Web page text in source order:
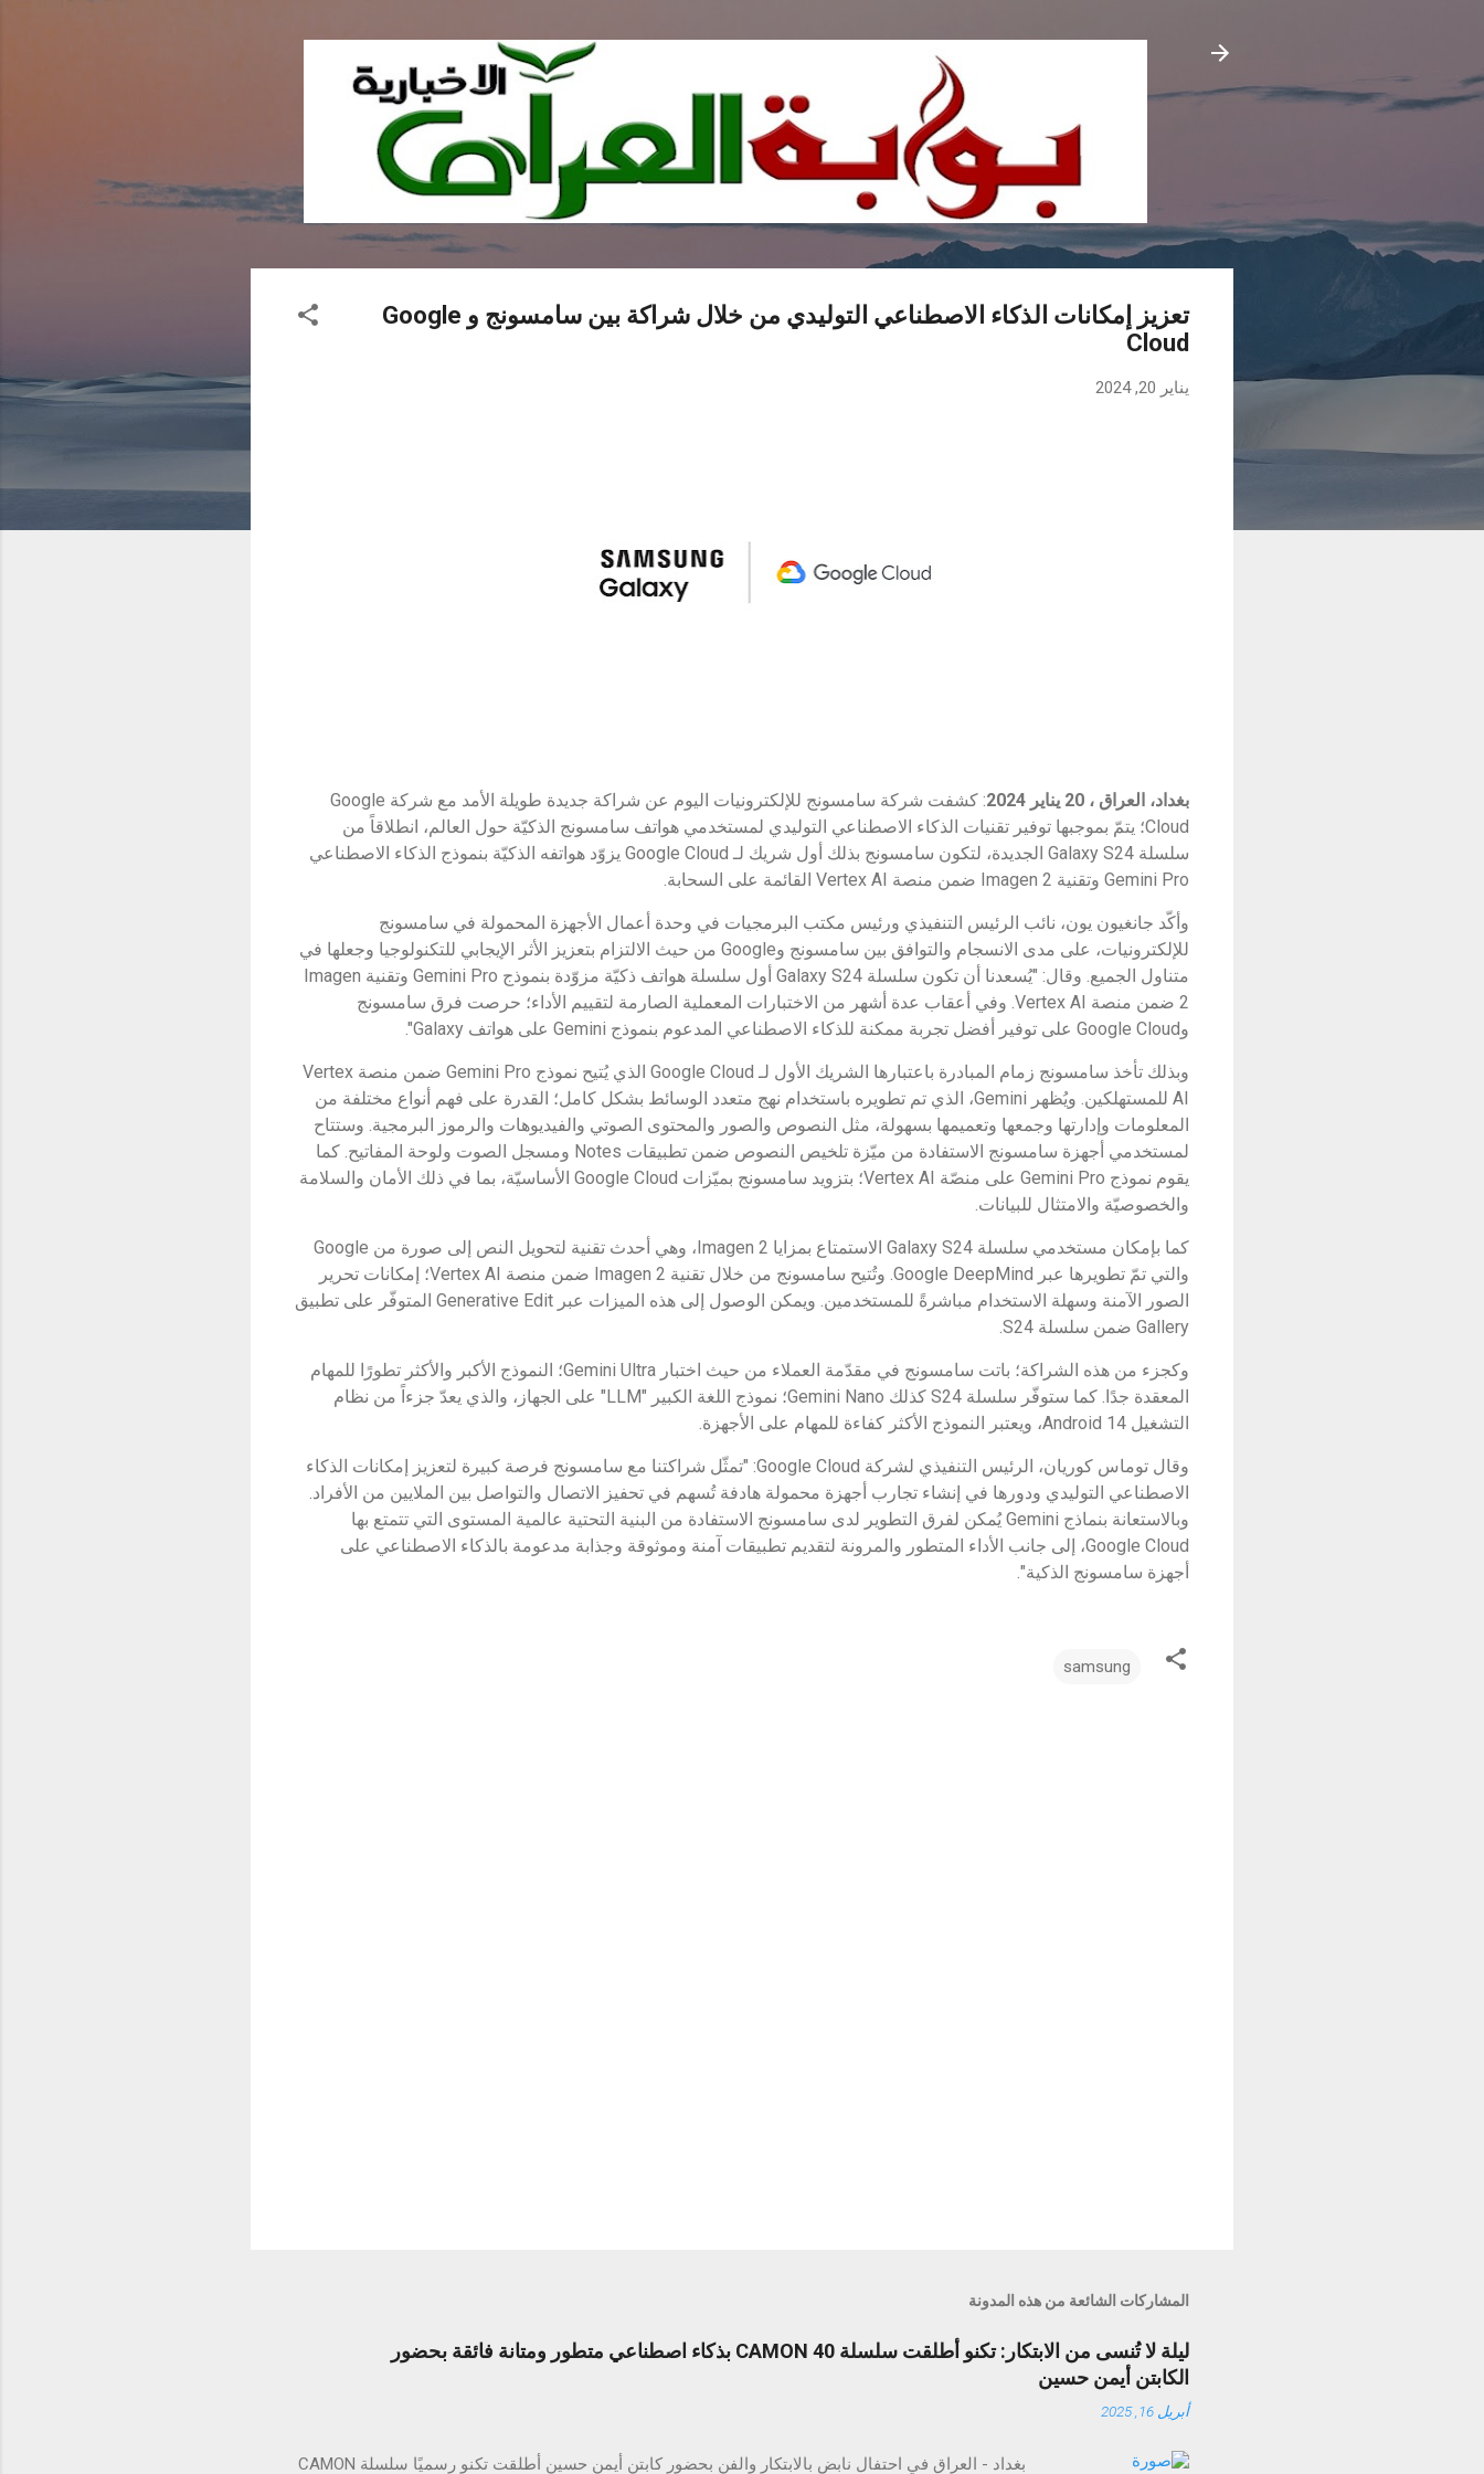
تعزيز إمكانات الذكاء الاصطناعي التوليدي من خلال شراكة بين سامسونج و Google
Cloud
يناير 20, 2024
بغداد، العراق ، 20 يناير 2024
: كشفت شركة سامسونج للإلكترونيات اليوم عن شراكة جديدة طويلة الأمد مع شركة Google
Cloud؛ يتمّ بموجبها توفير تقنيات الذكاء الاصطناعي التوليدي لمستخدمي هواتف سامسونج الذكيّة حول العالم، انطلاقاً من
سلسلة Galaxy S24 الجديدة، لتكون سامسونج بذلك أول شريك لـ Google Cloud يزوّد هواتفه الذكيّة بنموذج الذكاء الاصطناعي
Gemini Pro وتقنية Imagen 2 ضمن منصة Vertex AI القائمة على السحابة.
وأكّد جانغيون يون، نائب الرئيس التنفيذي ورئيس مكتب البرمجيات في وحدة أعمال الأجهزة المحمولة في سامسونج
للإلكترونيات، على مدى الانسجام والتوافق بين سامسونج وGoogle من حيث الالتزام بتعزيز الأثر الإيجابي للتكنولوجيا وجعلها في
متناول الجميع. وقال: "يُسعدنا أن تكون سلسلة Galaxy S24 أول سلسلة هواتف ذكيّة مزوّدة بنموذج Gemini Pro وتقنية Imagen
2 ضمن منصة Vertex AI. وفي أعقاب عدة أشهر من الاختبارات المعملية الصارمة لتقييم الأداء؛ حرصت فرق سامسونج
وGoogle Cloud على توفير أفضل تجربة ممكنة للذكاء الاصطناعي المدعوم بنموذج Gemini على هواتف Galaxy".
وبذلك تأخذ سامسونج زمام المبادرة باعتبارها الشريك الأول لـ Google Cloud الذي يُتيح نموذج Gemini Pro ضمن منصة Vertex
AI للمستهلكين. ويُظهر Gemini، الذي تم تطويره باستخدام نهج متعدد الوسائط بشكل كامل؛ القدرة على فهم أنواع مختلفة من
المعلومات وإدارتها وجمعها وتعميمها بسهولة، مثل النصوص والصور والمحتوى الصوتي والفيديوهات والرموز البرمجية. وستتاح
لمستخدمي أجهزة سامسونج الاستفادة من ميّزة تلخيص النصوص ضمن تطبيقات Notes ومسجل الصوت ولوحة المفاتيح. كما
يقوم نموذج Gemini Pro على منصّة Vertex AI؛ بتزويد سامسونج بميّزات Google Cloud الأساسيّة، بما في ذلك الأمان والسلامة
والخصوصيّة والامتثال للبيانات.
كما بإمكان مستخدمي سلسلة Galaxy S24 الاستمتاع بمزايا Imagen 2، وهي أحدث تقنية لتحويل النص إلى صورة من Google
والتي تمّ تطويرها عبر Google DeepMind. وتُتيح سامسونج من خلال تقنية Imagen 2 ضمن منصة Vertex AI؛ إمكانات تحرير
الصور الآمنة وسهلة الاستخدام مباشرةً للمستخدمين. ويمكن الوصول إلى هذه الميزات عبر Generative Edit المتوفّر على تطبيق
Gallery ضمن سلسلة S24.
وكجزء من هذه الشراكة؛ باتت سامسونج في مقدّمة العملاء من حيث اختبار Gemini Ultra؛ النموذج الأكبر والأكثر تطورًا للمهام
المعقدة جدًا. كما ستوفّر سلسلة S24 كذلك Gemini Nano؛ نموذج اللغة الكبير "LLM" على الجهاز، والذي يعدّ جزءاً من نظام
التشغيل Android 14، ويعتبر النموذج الأكثر كفاءة للمهام على الأجهزة.
وقال توماس كوريان، الرئيس التنفيذي لشركة Google Cloud: "تمثّل شراكتنا مع سامسونج فرصة كبيرة لتعزيز إمكانات الذكاء
الاصطناعي التوليدي ودورها في إنشاء تجارب أجهزة محمولة هادفة تُسهم في تحفيز الاتصال والتواصل بين الملايين من الأفراد.
وبالاستعانة بنماذج Gemini يُمكن لفرق التطوير لدى سامسونج الاستفادة من البنية التحتية عالمية المستوى التي تتمتع بها
Google Cloud، إلى جانب الأداء المتطور والمرونة لتقديم تطبيقات آمنة وموثوقة وجذابة مدعومة بالذكاء الاصطناعي على
أجهزة سامسونج الذكية".
samsung
المشاركات الشائعة من هذه المدونة
ليلة لا تُنسى من الابتكار: تكنو أطلقت سلسلة CAMON 40 بذكاء اصطناعي متطور ومتانة فائقة بحضور
الكابتن أيمن حسين
أبريل 16, 2025
بغداد - العراق في احتفال نابض بالابتكار والفن بحضور كابتن أيمن حسين أطلقت تكنو رسميًا سلسلة CAMON